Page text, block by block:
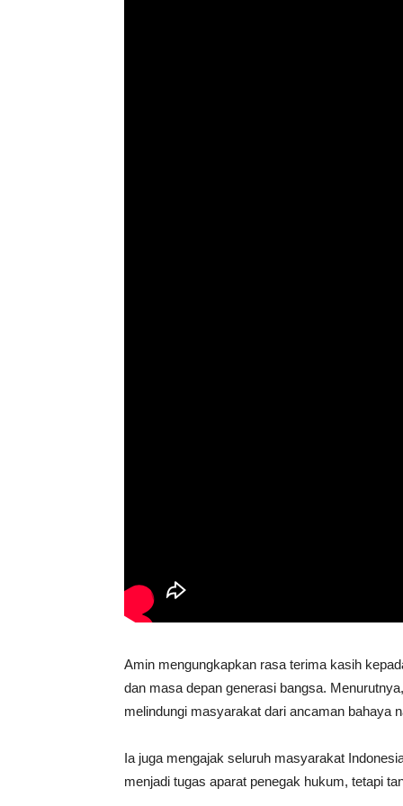
Amin mengungkapkan rasa terima kasih
dan masa depan generasi bangsa.
melindungi masyarakat dari ancaman bahaya
Ia juga mengajak seluruh masyarakat
menjadi tugas aparat penegak hukum, tetapi